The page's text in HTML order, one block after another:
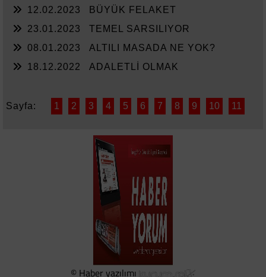
12.02.2023
BÜYÜK FELAKET
23.01.2023
TEMEL SARSILIYOR
08.01.2023
ALTILI MASADA NE YOK?
18.12.2022
ADALETLİ OLMAK
Sayfa: 1 2 3 4 5 6 7 8 9 10 11
© Haber yazılımı